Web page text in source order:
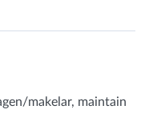
makelar, maintain